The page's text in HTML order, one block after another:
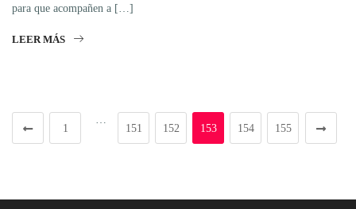
para que acompañen a […]
LEER MÁS
1 151 152 153 154 155